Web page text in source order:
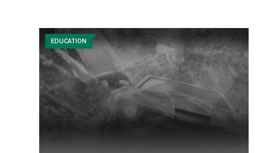
EDUCATION